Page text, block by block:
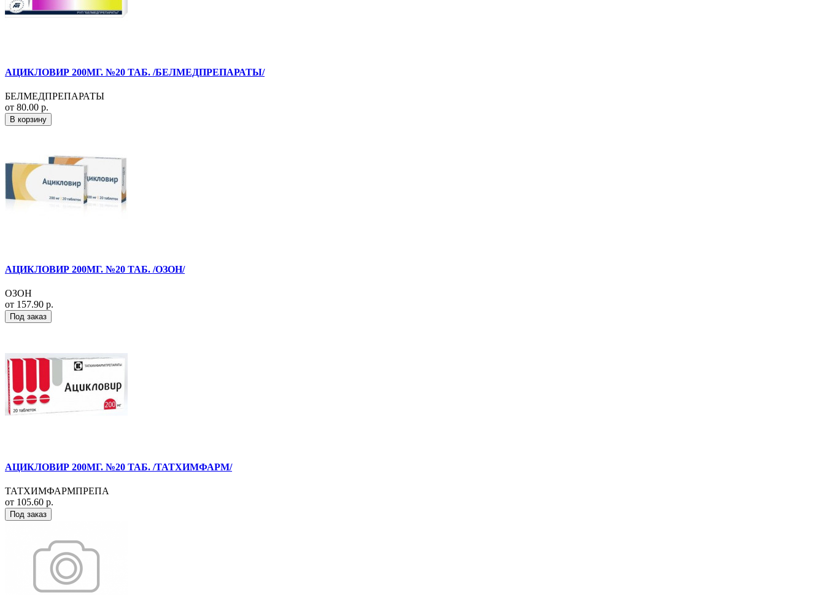
АЦИКЛОВИР 200МГ. №20 ТАБ. /БЕЛМЕДПРЕПАРАТЫ/
БЕЛМЕДПРЕПАРАТЫ
от 80.00 р.
В корзину
АЦИКЛОВИР 200МГ. №20 ТАБ. /ОЗОН/
ОЗОН
от 157.90 р.
Под заказ
АЦИКЛОВИР 200МГ. №20 ТАБ. /ТАТХИМФАРМ/
ТАТХИМФАРМПРЕПА
от 105.60 р.
Под заказ